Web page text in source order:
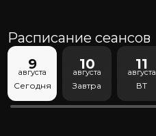
Расписание сеансов
9
августа
Сегодня
10
августа
Завтра
11
августа
ВТ